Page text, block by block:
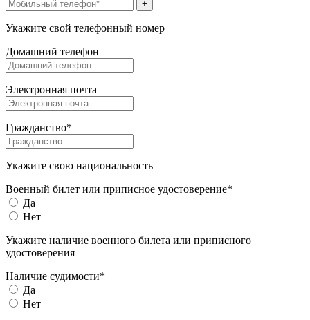
+
Укажите свой телефонный номер
Домашний телефон
Электронная почта
Гражданство*
Укажите свою национальность
Военный билет или приписное удостоверение*
Да
Нет
Укажите наличие военного билета или приписного
удостоверения
Наличие судимости*
Да
Нет